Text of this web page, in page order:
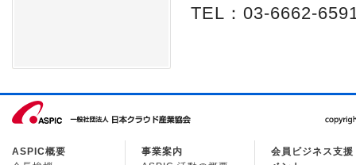
TEL：03-6662-
ASPIC概要
事業案内
会員ビジネス支援